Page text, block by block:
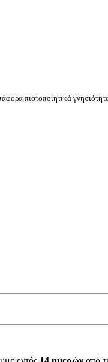
πιστοποιητικά